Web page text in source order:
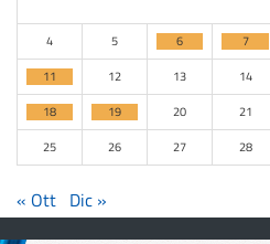
4
5 6 7
11
12 13 14
18
19 20 21
25
26 27 28
« Ott Dic »